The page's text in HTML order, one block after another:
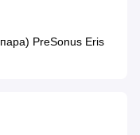
PreSonus Eris